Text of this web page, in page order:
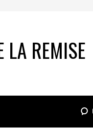
LA REMISE